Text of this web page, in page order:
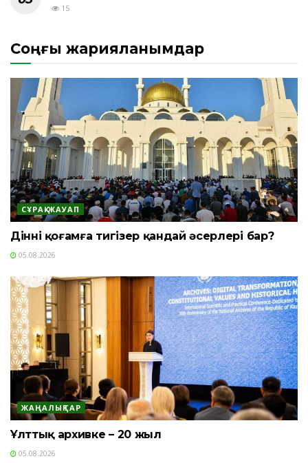
15
Соңғы жарияланымдар
СҰРАҚ-ЖАУАП
Діннің қоғамға тигізер қандай әсерлері бар?
05.08.2026
ЖАҢАЛЫҚТАР
Ұлттық архивке – 20 жыл
05.08.2026